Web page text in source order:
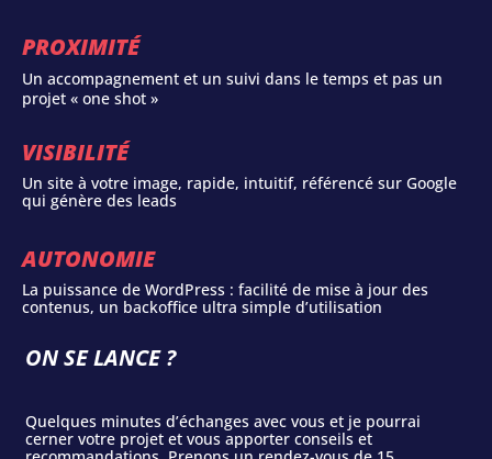
PROXIMITÉ
Un accompagnement et un suivi dans le temps et pas un
projet « one shot »
VISIBILITÉ
Un site à votre image, rapide, intuitif, référencé sur Google
qui génère des leads
AUTONOMIE
La puissance de WordPress : facilité de mise à jour des
contenus, un backoffice ultra simple d’utilisation
ON SE LANCE ?
Quelques minutes d’échanges avec vous et je pourrai
cerner votre projet et vous apporter conseils et